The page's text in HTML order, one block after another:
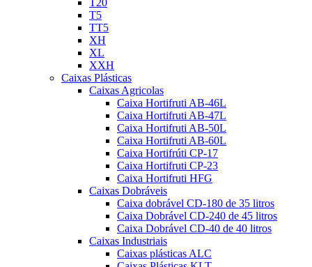
T20
T5
TT5
XH
XL
XXH
Caixas Plásticas
Caixas Agricolas
Caixa Hortifruti AB-46L
Caixa Hortifruti AB-47L
Caixa Hortifruti AB-50L
Caixa Hortifruti AB-60L
Caixa Hortifrúti CP-17
Caixa Hortifruti CP-23
Caixa Hortifruti HFG
Caixas Dobráveis
Caixa dobrável CD-180 de 35 litros
Caixa Dobrável CD-240 de 45 litros
Caixa Dobrável CD-40 de 40 litros
Caixas Industriais
Caixas plásticas ALC